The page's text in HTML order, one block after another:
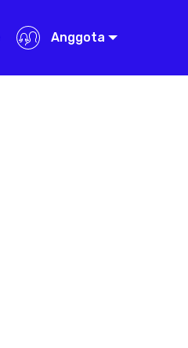
Anggota